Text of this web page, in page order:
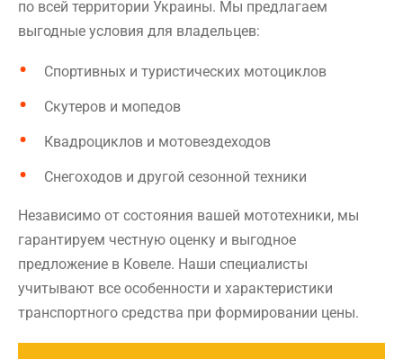
по всей территории Украины. Мы предлагаем
выгодные условия для владельцев:
Спортивных и туристических мотоциклов
Скутеров и мопедов
Квадроциклов и мотовездеходов
Снегоходов и другой сезонной техники
Независимо от состояния вашей мототехники, мы
гарантируем честную оценку и выгодное
предложение в Ковеле. Наши специалисты
учитывают все особенности и характеристики
транспортного средства при формировании цены.